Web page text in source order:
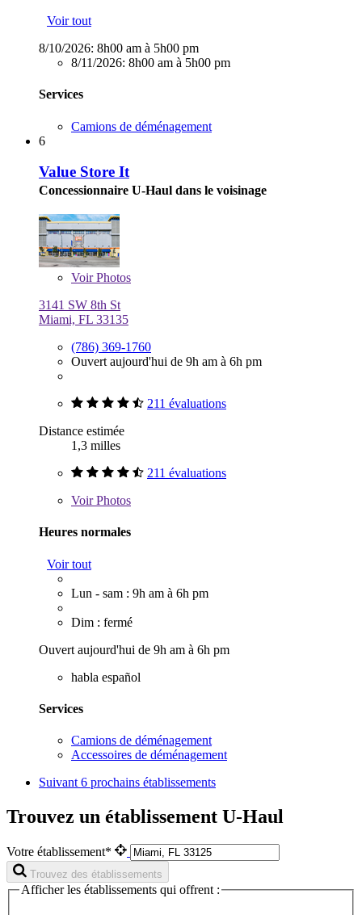
Voir tout
8/10/2026: 8h00 am à 5h00 pm
8/11/2026: 8h00 am à 5h00 pm
Services
Camions de déménagement
6
Value Store It
Concessionnaire U-Haul dans le voisinage
VoirPhotos
3141 SW 8th St
Miami, FL 33135
(786) 369-1760
Ouvert aujourd'hui de 9h am à 6h pm
211 évaluations
Distance estimée
1,3 milles
211 évaluations
VoirPhotos
Heures normales
Voir tout
Lun - sam : 9h am à 6h pm
Dim : fermé
Ouvert aujourd'hui de 9h am à 6h pm
habla español
Services
Camions de déménagement
Accessoires de déménagement
Suivant 6 prochains établissements
Trouvez un établissement U-Haul
Votre établissement*
Trouvez des établissements
Afficher les établissements qui offrent :